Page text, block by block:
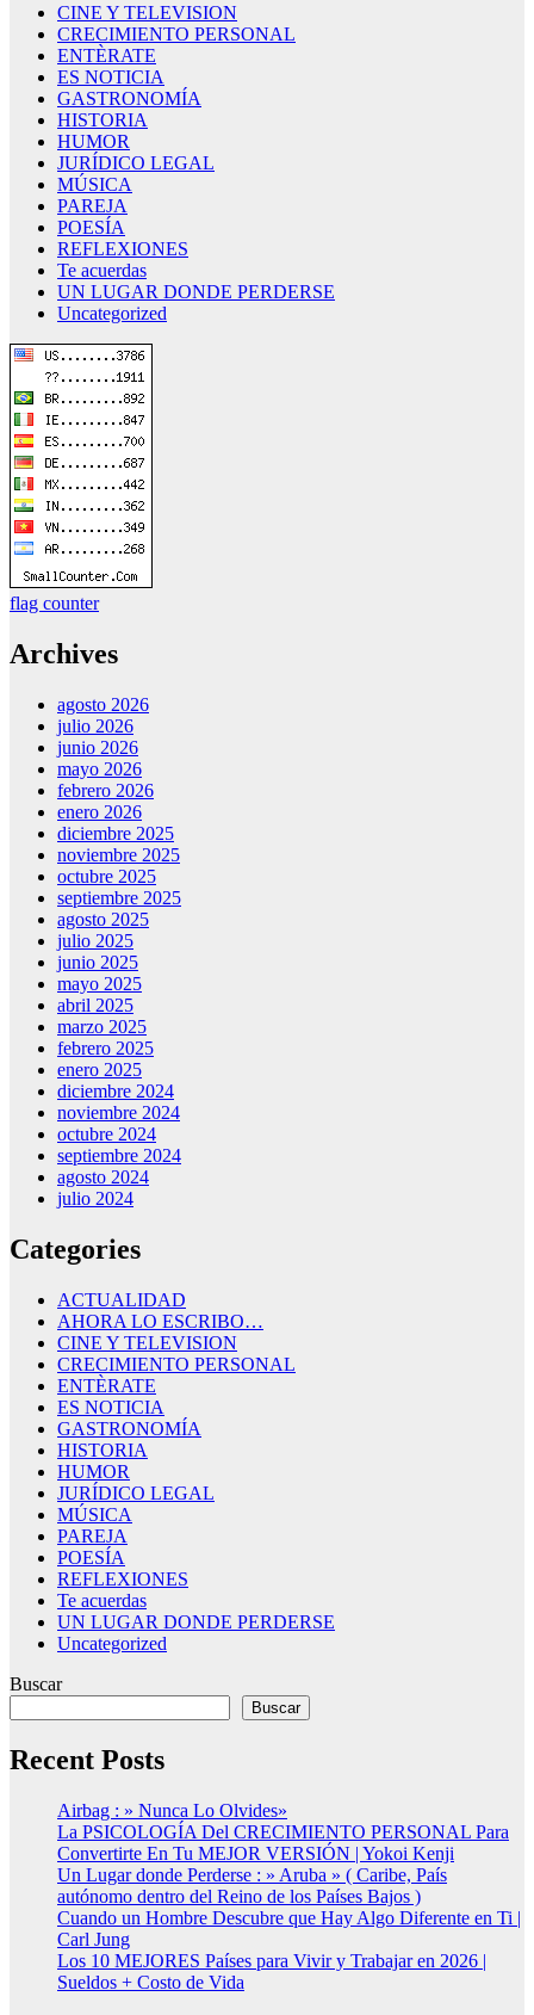
CINE Y TELEVISION
CRECIMIENTO PERSONAL
ENTÈRATE
ES NOTICIA
GASTRONOMÍA
HISTORIA
HUMOR
JURÍDICO LEGAL
MÚSICA
PAREJA
POESÍA
REFLEXIONES
Te acuerdas
UN LUGAR DONDE PERDERSE
Uncategorized
flag counter
Archives
agosto 2026
julio 2026
junio 2026
mayo 2026
febrero 2026
enero 2026
diciembre 2025
noviembre 2025
octubre 2025
septiembre 2025
agosto 2025
julio 2025
junio 2025
mayo 2025
abril 2025
marzo 2025
febrero 2025
enero 2025
diciembre 2024
noviembre 2024
octubre 2024
septiembre 2024
agosto 2024
julio 2024
Categories
ACTUALIDAD
AHORA LO ESCRIBO…
CINE Y TELEVISION
CRECIMIENTO PERSONAL
ENTÈRATE
ES NOTICIA
GASTRONOMÍA
HISTORIA
HUMOR
JURÍDICO LEGAL
MÚSICA
PAREJA
POESÍA
REFLEXIONES
Te acuerdas
UN LUGAR DONDE PERDERSE
Uncategorized
Buscar
Buscar
Recent Posts
Airbag : » Nunca Lo Olvides»
La PSICOLOGÍA Del CRECIMIENTO PERSONAL Para
Convertirte En Tu MEJOR VERSIÓN | Yokoi Kenji
Un Lugar donde Perderse : » Aruba » ( Caribe, País
autónomo dentro del Reino de los Países Bajos )
Cuando un Hombre Descubre que Hay Algo Diferente en Ti |
Carl Jung
Los 10 MEJORES Países para Vivir y Trabajar en 2026 |
Sueldos + Costo de Vida